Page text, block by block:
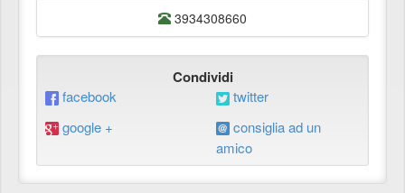
3934308660
Condividi
facebook
twitter
google +
consiglia ad un
amico